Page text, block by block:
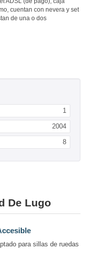
cuentan con nevera y set
de una o dos
1
2004
8
De Lugo
para sillas de ruedas